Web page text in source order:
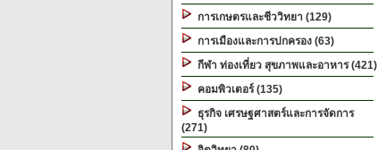
การเกษตรและชีววิทยา (129)
การเมืองและการปกครอง (63)
กีฬา ท่องเที่ยว สุขภาพและอาหาร (421)
คอมพิวเตอร์ (135)
ธุรกิจ เศรษฐศาสตร์และการจัดการ
(271)